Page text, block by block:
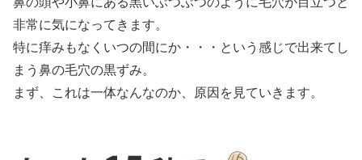
非常に気になってきます。
特に痒みもなくいつの間にか・・・という感じで出来てし
まう鼻の毛穴の黒ずみ。
まず、これは一体なんなのか、原因を見ていきます。